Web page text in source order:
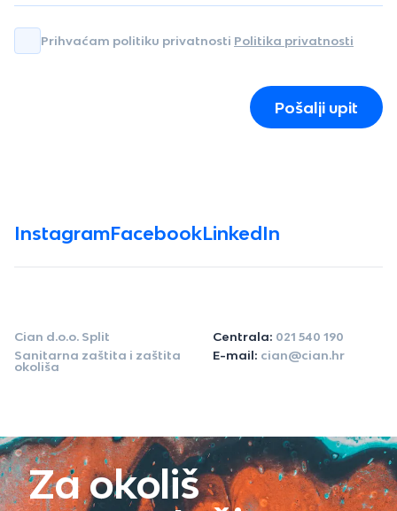
Prihvaćam politiku privatnosti Politika privatnosti
Pošalji upit
InstagramFacebookLinkedIn
Cian d.o.o. Split
Sanitarna zaštita i zaštita
okoliša
Centrala: 021 540 190
E-mail: cian@cian.hr
Za okoliš